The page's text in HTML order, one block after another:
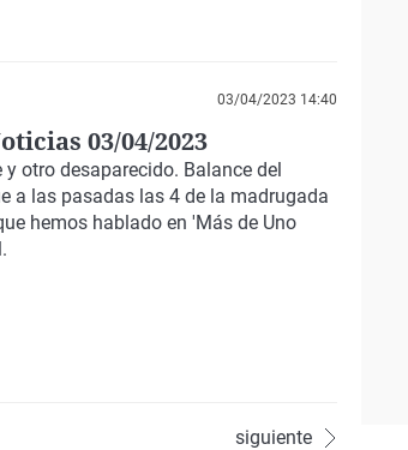
03/04/2023 14:40
03/04/2023
otro desaparecido. Balance del
a las pasadas las 4 de la madrugada
hemos hablado en 'Más de Uno
siguiente